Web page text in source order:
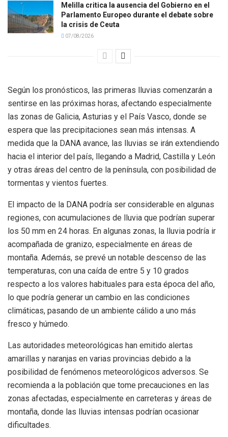
Melilla critica la ausencia del Gobierno en el
Parlamento Europeo durante el debate sobre
la crisis de Ceuta
07/08/2026
Según los pronósticos, las primeras lluvias comenzarán a
sentirse en las próximas horas, afectando especialmente
las zonas de Galicia, Asturias y el País Vasco, donde se
espera que las precipitaciones sean más intensas. A
medida que la DANA avance, las lluvias se irán extendiendo
hacia el interior del país, llegando a Madrid, Castilla y León
y otras áreas del centro de la península, con posibilidad de
tormentas y vientos fuertes.
El impacto de la DANA podría ser considerable en algunas
regiones, con acumulaciones de lluvia que podrían superar
los 50 mm en 24 horas. En algunas zonas, la lluvia podría ir
acompañada de granizo, especialmente en áreas de
montaña. Además, se prevé un notable descenso de las
temperaturas, con una caída de entre 5 y 10 grados
respecto a los valores habituales para esta época del año,
lo que podría generar un cambio en las condiciones
climáticas, pasando de un ambiente cálido a uno más
fresco y húmedo.
Las autoridades meteorológicas han emitido alertas
amarillas y naranjas en varias provincias debido a la
posibilidad de fenómenos meteorológicos adversos. Se
recomienda a la población que tome precauciones en las
zonas afectadas, especialmente en carreteras y áreas de
montaña, donde las lluvias intensas podrían ocasionar
dificultades.